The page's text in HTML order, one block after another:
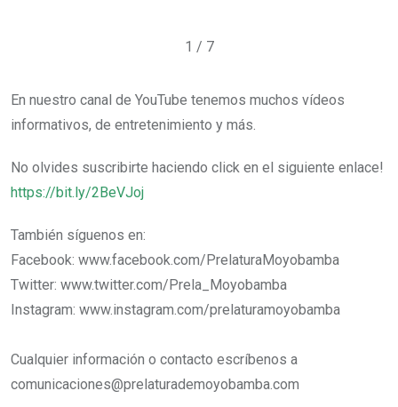
1 / 7
En nuestro canal de YouTube tenemos muchos vídeos
informativos, de entretenimiento y más.
No olvides suscribirte haciendo click en el siguiente enlace!
https://bit.ly/2BeVJoj
También síguenos en:
Facebook: www.facebook.com/PrelaturaMoyobamba
Twitter: www.twitter.com/Prela_Moyobamba
Instagram: www.instagram.com/prelaturamoyobamba
Cualquier información o contacto escríbenos a
comunicaciones@prelaturademoyobamba.com